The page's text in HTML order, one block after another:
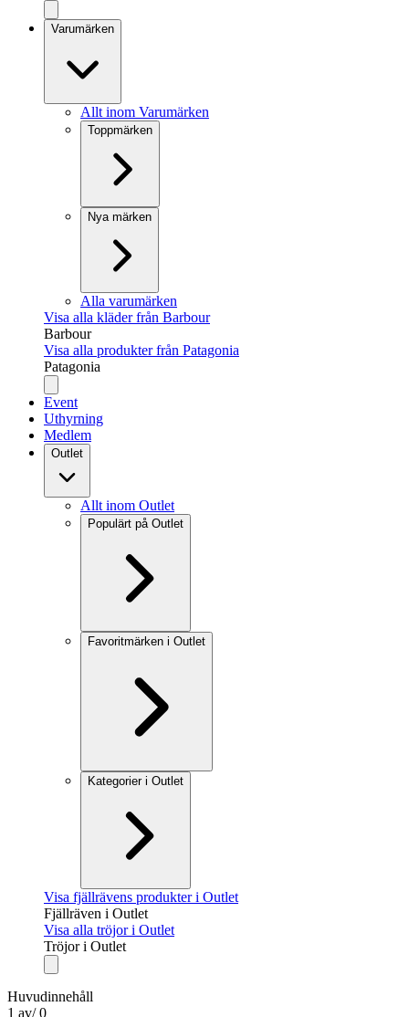
Varumärken
Allt inom Varumärken
Toppmärken
Nya märken
Alla varumärken
Visa alla kläder från Barbour
Barbour
Visa alla produkter från Patagonia
Patagonia
Event
Uthyrning
Medlem
Outlet
Allt inom Outlet
Populärt på Outlet
Favoritmärken i Outlet
Kategorier i Outlet
Visa fjällrävens produkter i Outlet
Fjällräven i Outlet
Visa alla tröjor i Outlet
Tröjor i Outlet
Huvudinnehåll
1 av/ 0